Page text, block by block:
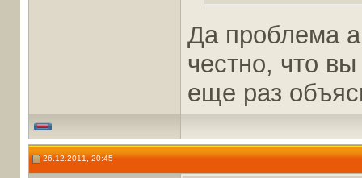
Да проблема
честно, что
еще раз
26.12.2011, 20:45